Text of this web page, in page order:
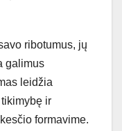
ribotumus, jų
galimus
leidžia
ir
formavime.